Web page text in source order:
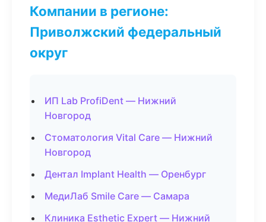
Компании в регионе:
Приволжский федеральный
округ
ИП Lab ProfiDent — Нижний
Новгород
Стоматология Vital Care — Нижний
Новгород
Дентал Implant Health — Оренбург
МедиЛаб Smile Care — Самара
Клиника Esthetic Expert — Нижний